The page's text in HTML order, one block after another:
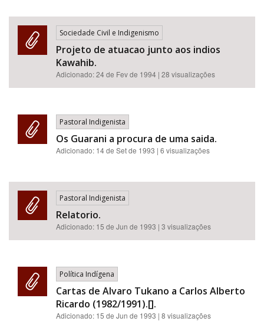
Sociedade Civil e Indigenismo
Projeto de atuacao junto aos indios
Kawahib.
Adicionado:24 de Fev de 1994 | 28 visualizações
Pastoral Indigenista
Os Guarani a procura de uma saida.
Adicionado: 14 de Set de 1993 | 6 visualizações
Pastoral Indigenista
Relatorio.
Adicionado: 15 de Jun de 1993 | 3 visualizações
Política Indígena
Cartas de Alvaro Tukano a Carlos Alberto
Ricardo (1982/1991).[].
Adicionado: 15 de Jun de 1993 | 8 visualizações